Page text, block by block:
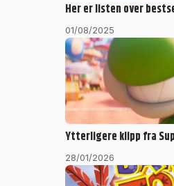
Her er listen over
01/08/2025
Ytterligere klipp fra
28/01/2026